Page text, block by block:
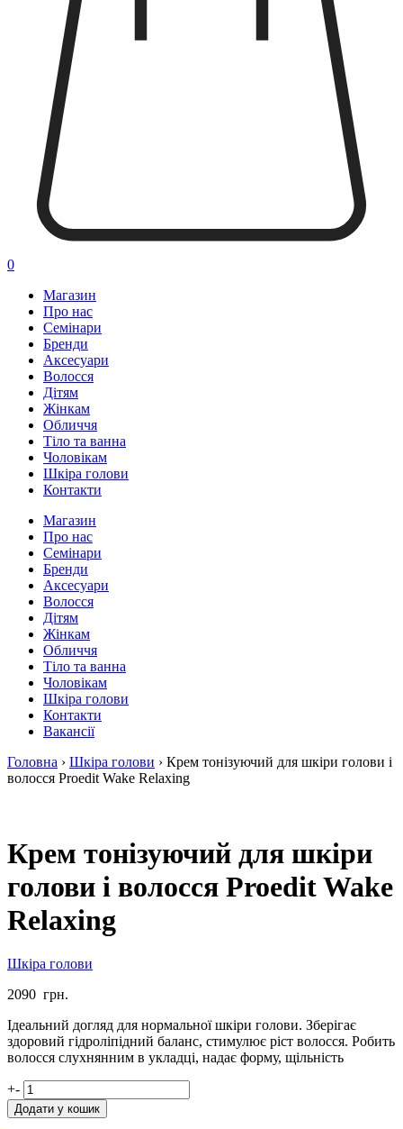
0
Магазин
Про нас
Семінари
Бренди
Аксесуари
Волосся
Дітям
Жінкам
Обличчя
Тіло та ванна
Чоловікам
Шкіра голови
Контакти
Магазин
Про нас
Семінари
Бренди
Аксесуари
Волосся
Дітям
Жінкам
Обличчя
Тіло та ванна
Чоловікам
Шкіра голови
Контакти
Вакансії
Головна › Шкіра голови › Крем тонізуючий для шкіри голови і
волосся Proedit Wake Relaxing
Крем тонізуючий для шкіри
голови і волосся Proedit Wake
Relaxing
Шкіра голови
2090 грн.
Ідеальний догляд для нормальної шкіри голови. Зберігає
здоровий гідроліпідний баланс, стимулює ріст волосся. Робить
волосся слухнянним в укладці, надає форму, щільність
+- Крем
тонізуючий
для
Додати у кошик